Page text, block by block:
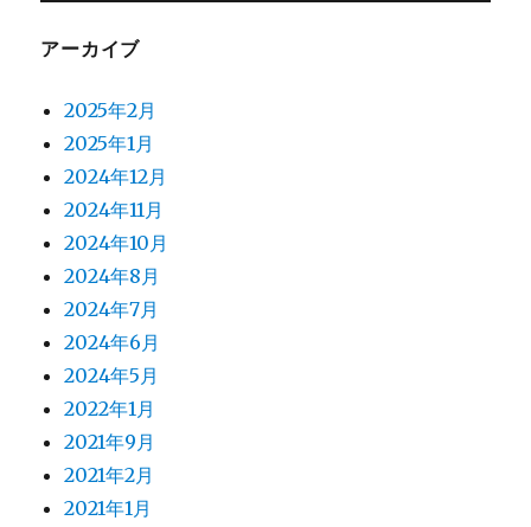
アーカイブ
2025年2月
2025年1月
2024年12月
2024年11月
2024年10月
2024年8月
2024年7月
2024年6月
2024年5月
2022年1月
2021年9月
2021年2月
2021年1月